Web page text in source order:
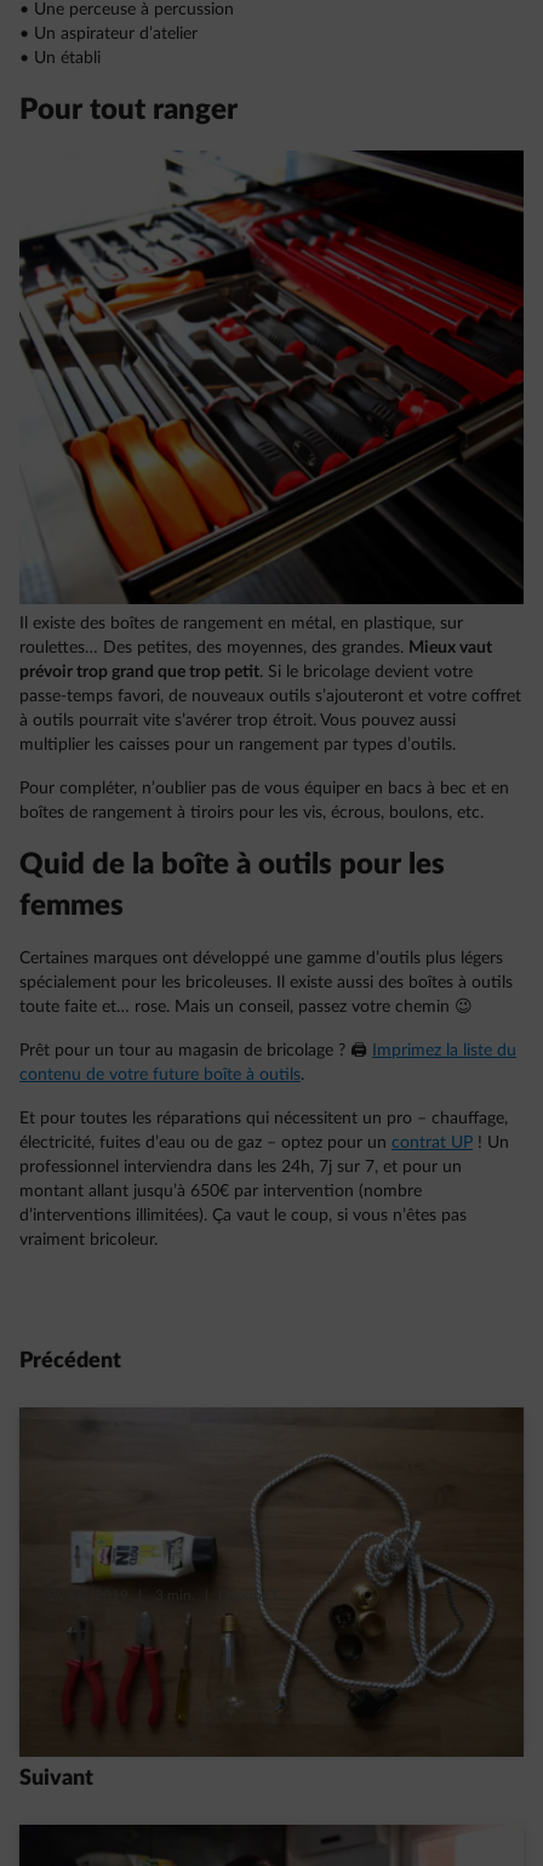
• Une perceuse à percussion
• Un aspirateur d’atelier
• Un établi
Pour tout ranger
Il existe des boîtes de rangement en métal, en plastique, sur
roulettes… Des petites, des moyennes, des grandes. Mieux vaut
prévoir trop grand que trop petit. Si le bricolage devient votre
passe-temps favori, de nouveaux outils s’ajouteront et votre coffret
à outils pourrait vite s’avérer trop étroit. Vous pouvez aussi
multiplier les caisses pour un rangement par types d’outils.
Pour compléter, n’oublier pas de vous équiper en bacs à bec et en
boîtes de rangement à tiroirs pour les vis, écrous, boulons, etc.
Quid de la boîte à outils pour les
femmes
Certaines marques ont développé une gamme d’outils plus légers
spécialement pour les bricoleuses. Il existe aussi des boîtes à outils
toute faite et… rose. Mais un conseil, passez votre chemin 😉
Prêt pour un tour au magasin de bricolage ? 🖨
Imprimez la liste du
contenu de votre future boîte à outils.
Et pour toutes les réparations qui nécessitent un pro – chauffage,
électricité, fuites d’eau ou de gaz – optez pour un contrat UP ! Un
professionnel interviendra dans les 24h, 7j sur 7, et pour un
montant allant jusqu’à 650€ par intervention (nombre
d’interventions illimitées). Ça vaut le coup, si vous n’êtes pas
vraiment bricoleur.
Précédent
3 min. Daphné C.
Et si vous fabriquiez votre lampe de chevet
vintage ?
Suivant